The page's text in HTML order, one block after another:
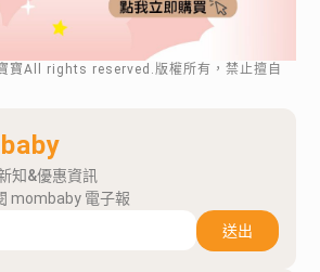
寶All rights reserved.版權所有，禁止擅自
知&優惠資訊
mombaby 電子報
送出